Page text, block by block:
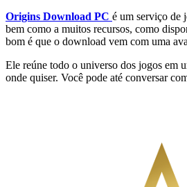
Origins Download PC é um serviço de
bem como a muitos recursos, como
bom é que o download vem com uma
Ele reúne todo o universo dos jogos em
onde quiser. Você pode até conversar